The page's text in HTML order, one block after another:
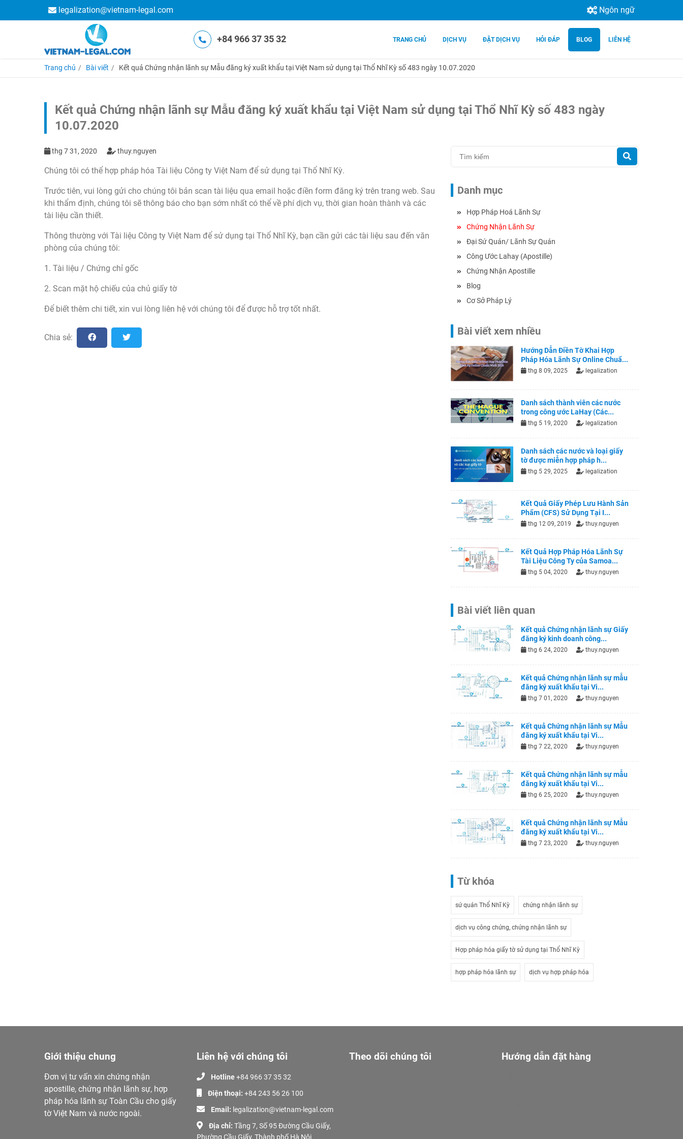
legalization@vietnam-legal.com Ngôn ngữ
+84 966 37 35 32 TRANG CHỦ DỊCH VỤ ĐẶT DỊCH VỤ HỎI ĐÁP BLOG LIÊN HỆ
Trang chủ Bài viết Kết quả Chứng nhận lãnh sự Mẫu đăng ký xuất khẩu tại Việt Nam sử dụng tại Thổ Nhĩ Kỳ số 483 ngày 10.07.2020
Kết quả Chứng nhận lãnh sự Mẫu đăng ký xuất khẩu tại Việt Nam sử dụng tại Thổ Nhĩ Kỳ số 483 ngày
10.07.2020
thg 7 31, 2020 thuy.nguyen
Chúng tôi có thể hợp pháp hóa Tài liệu Công ty Việt Nam để sử dụng tại Thổ Nhĩ Kỳ.
Trước tiên, vui lòng gửi cho chúng tôi bản scan tài liệu qua email hoặc điền form đăng ký trên trang web. Sau
khi thẩm định, chúng tôi sẽ thông báo cho bạn sớm nhất có thể về phí dịch vụ, thời gian hoàn thành và các
tài liệu cần thiết.
Thông thường với Tài liệu Công ty Việt Nam để sử dụng tại Thổ Nhĩ Kỳ, bạn cần gửi các tài liệu sau đến văn
phòng của chúng tôi:
1. Tài liệu / Chứng chỉ gốc
2. Scan mặt hộ chiếu của chủ giấy tờ
Để biết thêm chi tiết, xin vui lòng liên hệ với chúng tôi để được hỗ trợ tốt nhất.
Chia sẻ:
Danh mục
Hợp Pháp Hoá Lãnh Sự
Chứng Nhận Lãnh Sự
Đại Sứ Quán/ Lãnh Sự Quán
Công Ước Lahay (Apostille)
Chứng Nhận Apostille
Blog
Cơ Sở Pháp Lý
Bài viết xem nhiều
Hướng Dẫn Điền Tờ Khai Hợp
Pháp Hóa Lãnh Sự Online Chuẩ...
thg 8 09, 2025 legalization
Danh sách thành viên các nước
trong công ước LaHay (Các...
thg 5 19, 2020 legalization
Danh sách các nước và loại giấy
tờ được miễn hợp pháp h...
thg 5 29, 2025 legalization
Kết Quả Giấy Phép Lưu Hành Sản
Phẩm (CFS) Sử Dụng Tại I...
thg 12 09, 2019 thuy.nguyen
Kết Quả Hợp Pháp Hóa Lãnh Sự
Tài Liệu Công Ty của Samoa...
thg 5 04, 2020 thuy.nguyen
Bài viết liên quan
Kết quả Chứng nhận lãnh sự Giấy
đăng ký kinh doanh công...
thg 6 24, 2020 thuy.nguyen
Kết quả Chứng nhận lãnh sự mẫu
đăng ký xuất khẩu tại Vi...
thg 7 01, 2020 thuy.nguyen
Kết quả Chứng nhận lãnh sự Mẫu
đăng ký xuất khẩu tại Vi...
thg 7 22, 2020 thuy.nguyen
Kết quả Chứng nhận lãnh sự mẫu
đăng ký xuất khẩu tại Vi...
thg 6 25, 2020 thuy.nguyen
Kết quả Chứng nhận lãnh sự Mẫu
đăng ký xuất khẩu tại Vi...
thg 7 23, 2020 thuy.nguyen
Từ khóa
sứ quán Thổ Nhĩ Kỳ chứng nhận lãnh sự
dịch vụ công chứng, chứng nhận lãnh sự
Hợp pháp hóa giấy tờ sử dụng tại Thổ Nhĩ Kỳ
hợp pháp hóa lãnh sự dịch vụ hợp pháp hóa
Giới thiệu chung
Đơn vị tư vấn xin chứng nhận
apostille, chứng nhận lãnh sự, hợp
pháp hóa lãnh sự Toàn Cầu cho giấy
tờ Việt Nam và nước ngoài.
Liên hệ với chúng tôi
Hotline+84 966 37 35 32
Điện thoại: +84 243 56 26 100
Email: legalization@vietnam-legal.com
Địa chỉ: Tầng 7, Số 95 Đường Cầu Giấy,
Phường Cầu Giấy, Thành phố Hà Nội
Theo dõi chúng tôi Hướng dẫn đặt hàng